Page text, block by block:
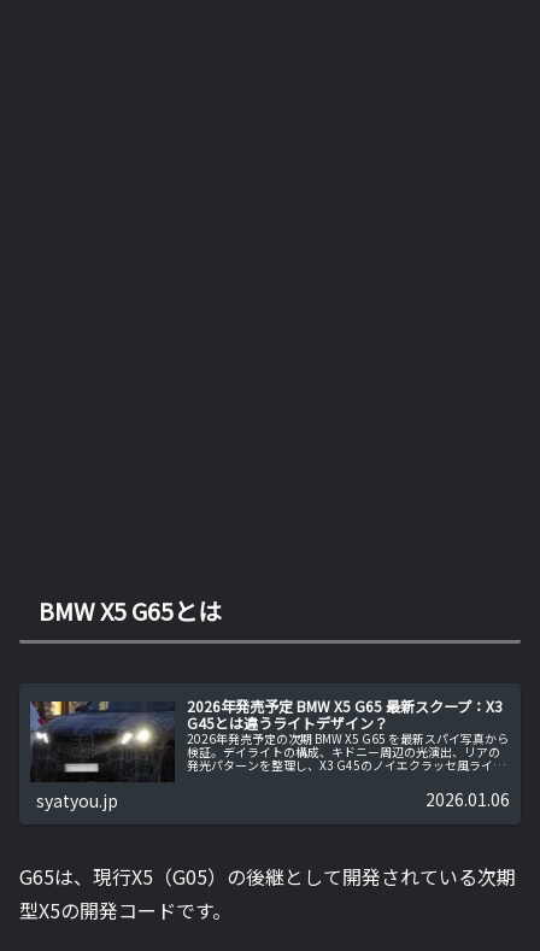
BMW X5 G65とは
2026年発売予定 BMW X5 G65 最新スクープ：X3
G45とは違うライトデザイン？
2026年発売予定の次期 BMW X5 G65 を最新スパイ写真から
検証。デイライトの構成、キドニー周辺の光演出、リアの
発光パターンを整理し、X3 G45のノイエクラッセ風ライト
syatyou.jp 2026.01.06
G65は、現行X5（G05）の後継として開発されている次期
型X5の開発コードです。